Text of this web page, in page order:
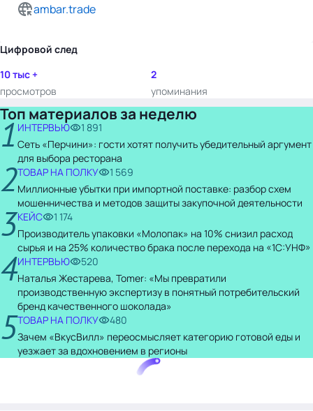
ambar.trade
Цифровой след
10 тыс +
просмотров
2
упоминания
Топ материалов за неделю
1 ИНТЕРВЬЮ
1 891
Сеть «Перчини»: гости хотят получить убедительный аргумент
для выбора ресторана
2ТОВАР НА ПОЛКУ
1 569
Миллионные убытки при импортной поставке: разбор схем
мошенничества и методов защиты закупочной деятельности
3КЕЙС
1 174
Производитель упаковки «Молопак» на 10% снизил расход
сырья и на 25% количество брака после перехода на «1С:УНФ»
4ИНТЕРВЬЮ
520
Наталья Жестарева, Tomer: «Мы превратили
производственную экспертизу в понятный потребительский
бренд качественного шоколада»
5ТОВАР НА ПОЛКУ
480
Зачем «ВкусВилл» переосмысляет категорию готовой еды и
уезжает за вдохновением в регионы